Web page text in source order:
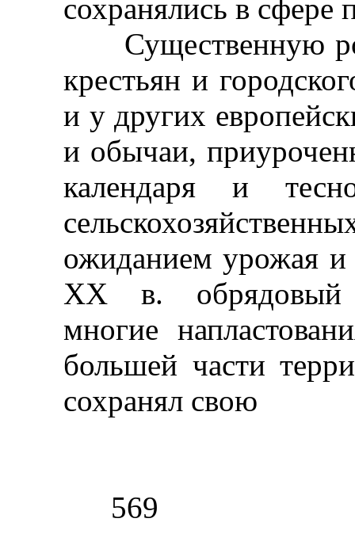
сохранялись в сфере
Существенную
крестьян и
и у других
и обычаи,
календаря и
ожиданием урожая и
XX в. обрядовый
многие
большей части
сохранял свою
569